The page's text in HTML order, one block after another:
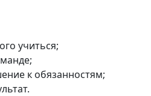
учиться;
к обязанностям;